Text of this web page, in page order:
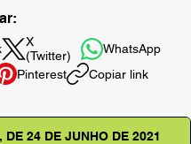
X
(Twitter)
WhatsApp
Pinterest Copiar link
DE 24 DE JUNHO DE 2021